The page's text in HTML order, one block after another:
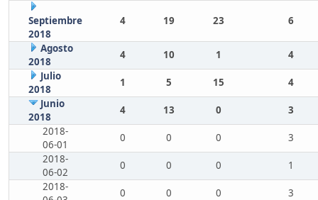
Septiembre
2018
4 19 23 6
Agosto
2018
4 10 1
4
Julio
2018
1 5 15
4
Junio
2018
4 13 0
3
2018-
06-01
0 0 0
3
2018-
06-02
0 0 0
1
2018-
0 0 0
3